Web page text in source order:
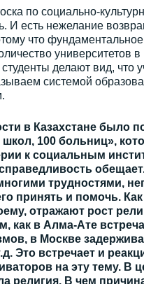
по социально-
есть нежелание
что
университетов в
делают вид, что
системой
в Казахстане было
100 больниц»,
к социальным
трудностями,
принять и помочь.
отражают рост
как в Алма-Ате
в Москве
Это встречает и
на эту тему. В
религия. В чем